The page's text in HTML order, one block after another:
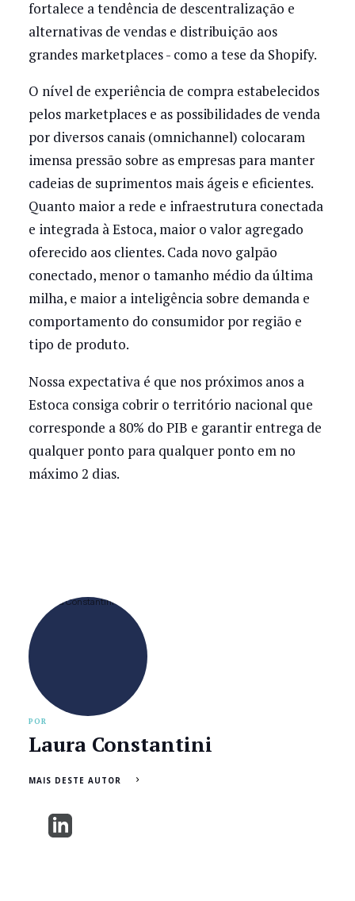
fortalece a tendência de descentralização e
alternativas de vendas e distribuição aos
grandes marketplaces - como a tese da Shopify.
O nível de experiência de compra estabelecidos
pelos marketplaces e as possibilidades de venda
por diversos canais (omnichannel) colocaram
imensa pressão sobre as empresas para manter
cadeias de suprimentos mais ágeis e eficientes.
Quanto maior a rede e infraestrutura conectada
e integrada à Estoca, maior o valor agregado
oferecido aos clientes. Cada novo galpão
conectado, menor o tamanho médio da última
milha, e maior a inteligência sobre demanda e
comportamento do consumidor por região e
tipo de produto.
Nossa expectativa é que nos próximos anos a
Estoca consiga cobrir o território nacional que
corresponde a 80% do PIB e garantir entrega de
qualquer ponto para qualquer ponto em no
máximo 2 dias.
POR
Laura Constantini
MAIS DESTE AUTOR